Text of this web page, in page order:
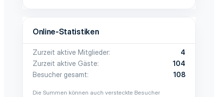
Online-Statistiken
Zurzeit aktive Mitglieder
4
Zurzeit aktive Gäste
104
Besucher gesamt
108
Die Summen können auch versteckte Besucher